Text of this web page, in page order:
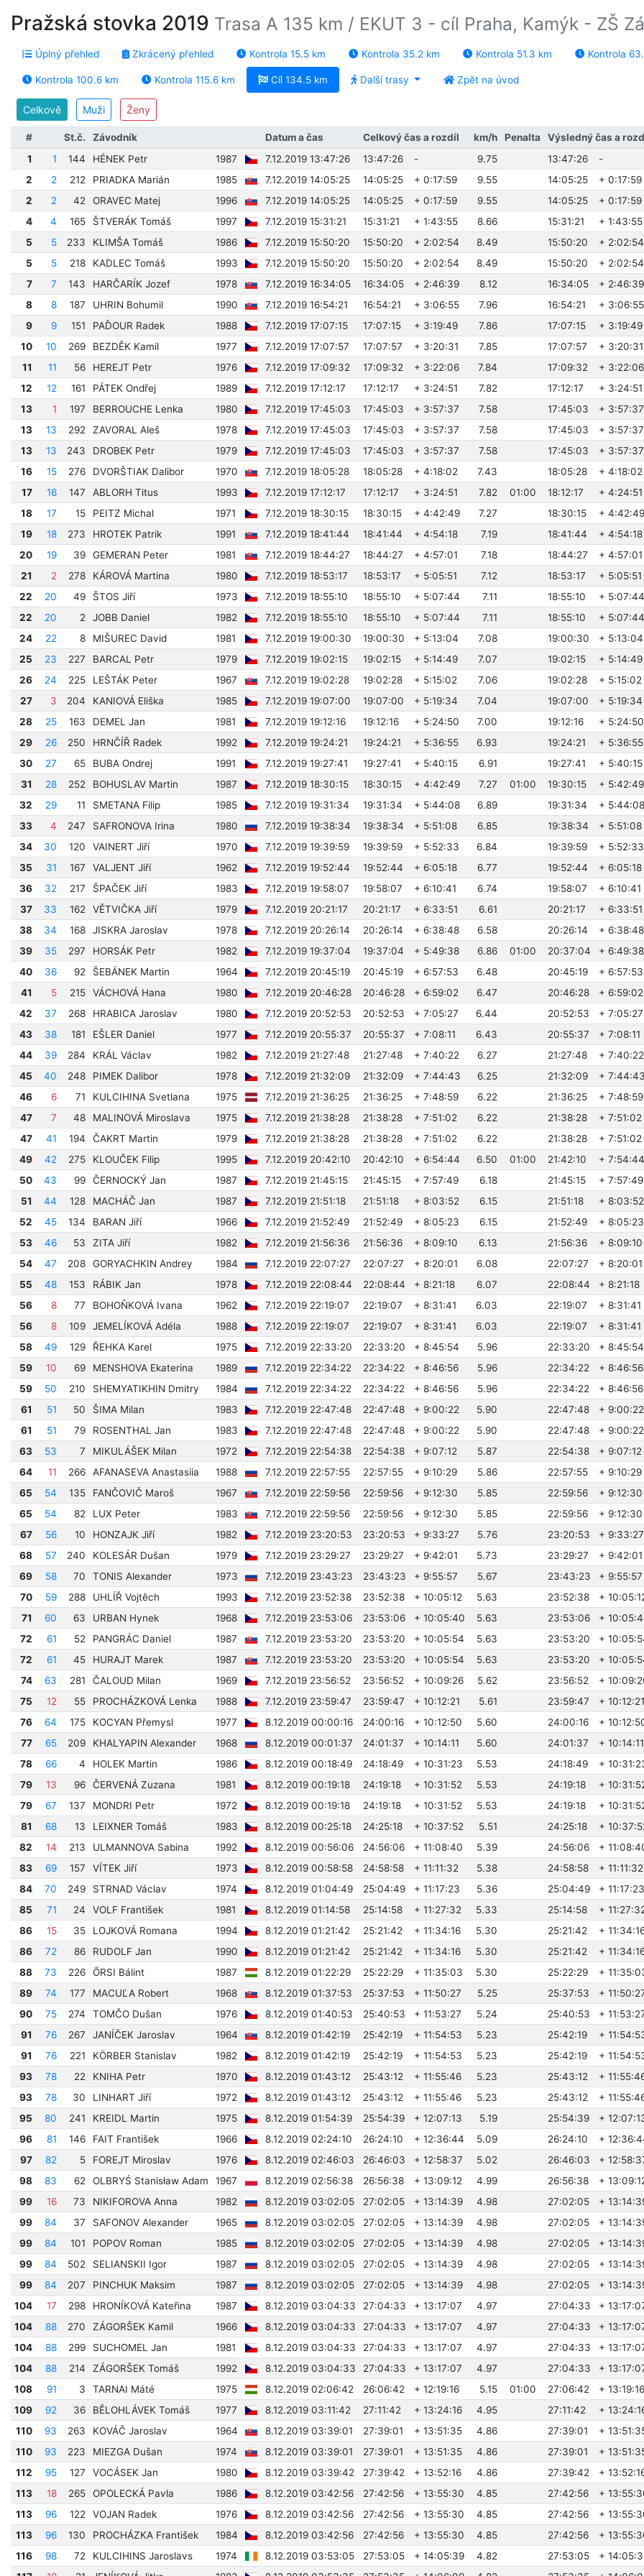
Pražská stovka 2019 Trasa A 135 km / EKUT 3 - cíl Praha, Kamýk - ZŠ
Úplný přehled Zkrácený přehled Kontrola 15.5 km Kontrola 35.2 km Kontrola 51.3 km Kontrola
Kontrola 100.6 km Kontrola 115.6 km Cíl 134.5 km Další trasy Zpět na úvod
Celkově Muži Ženy
# St.č. Závodník Datum a čas Celkový čas a rozdíl km/h Penalta
Výsledný čas a
1
1 144 HÉNEK Petr 1987 7.12.2019 13:47:26 13:47:26 - 9.75 13:47:26
-
2
2 212 PRIADKA Marián 1985 7.12.2019 14:05:25 14:05:25 + 0:17:59 9.55 14:05:25
+ 0:17:59
2
2 42 ORAVEC Matej 1996 7.12.2019 14:05:25 14:05:25 + 0:17:59 9.55 14:05:25
+ 0:17:59
4
4 165 ŠTVERÁK Tomáš 1997 7.12.2019 15:31:21 15:31:21 + 1:43:55 8.66 15:31:21
+ 1:43:55
5
5 233 KLIMŠA Tomáš 1986 7.12.2019 15:50:20 15:50:20 + 2:02:54 8.49 15:50:20
+ 2:02:54
5
5 218 KADLEC Tomáš 1993 7.12.2019 15:50:20 15:50:20 + 2:02:54 8.49 15:50:20
+ 2:02:54
7
7 143 HARČARÍK Jozef 1978 7.12.2019 16:34:05 16:34:05 + 2:46:39 8.12 16:34:05
+ 2:46:39
8
8 187 UHRIN Bohumil 1990 7.12.2019 16:54:21 16:54:21 + 3:06:55 7.96 16:54:21
+ 3:06:55
9
9 151 PAĎOUR Radek 1988 7.12.2019 17:07:15 17:07:15 + 3:19:49 7.86 17:07:15
+ 3:19:49
10
10 269 BEZDĚK Kamil 1977 7.12.2019 17:07:57 17:07:57 + 3:20:31 7.85 17:07:57
+ 3:20:31
11
11 56 HEREJT Petr 1976 7.12.2019 17:09:32 17:09:32 + 3:22:06 7.84 17:09:32
+ 3:22:06
12
12 161 PÁTEK Ondřej 1989 7.12.2019 17:12:17 17:12:17 + 3:24:51 7.82 17:12:17
+ 3:24:51
13
1 197 BERROUCHE Lenka 1980 7.12.2019 17:45:03 17:45:03 + 3:57:37 7.58 17:45:03
+ 3:57:37
13
13 292 ZAVORAL Aleš 1978 7.12.2019 17:45:03 17:45:03 + 3:57:37 7.58 17:45:03
+ 3:57:37
13
13 243 DROBEK Petr 1979 7.12.2019 17:45:03 17:45:03 + 3:57:37 7.58 17:45:03
+ 3:57:37
16
15 276 DVORŠTIAK Dalibor 1970 7.12.2019 18:05:28 18:05:28 + 4:18:02 7.43 18:05:28
+ 4:18:02
17
16 147 ABLORH Titus 1993 7.12.2019 17:12:17 17:12:17 + 3:24:51 7.82 01:00 18:12:17
+ 4:24:51
18
17 15 PEITZ Michal 1971 7.12.2019 18:30:15 18:30:15 + 4:42:49 7.27 18:30:15
+ 4:42:49
19
18 273 HROTEK Patrik 1991 7.12.2019 18:41:44 18:41:44 + 4:54:18 7.19 18:41:44
+ 4:54:18
20
19 39 GEMERAN Peter 1981 7.12.2019 18:44:27 18:44:27 + 4:57:01 7.18 18:44:27
+ 4:57:01
21
2 278 KÁROVÁ Martina 1980 7.12.2019 18:53:17 18:53:17 + 5:05:51 7.12 18:53:17
+ 5:05:51
22
20 49 ŠTOS Jiří 1973 7.12.2019 18:55:10 18:55:10 + 5:07:44 7.11 18:55:10
+ 5:07:44
22
20 2 JOBB Daniel 1982 7.12.2019 18:55:10 18:55:10 + 5:07:44 7.11 18:55:10
+ 5:07:44
24
22 8 MIŠUREC David 1981 7.12.2019 19:00:30 19:00:30 + 5:13:04 7.08 19:00:30
+ 5:13:04
25
23 227 BARCAL Petr 1979 7.12.2019 19:02:15 19:02:15 + 5:14:49 7.07 19:02:15
+ 5:14:49
26
24 225 LEŠTÁK Peter 1967 7.12.2019 19:02:28 19:02:28 + 5:15:02 7.06 19:02:28
+ 5:15:02
27
3 204 KANIOVÁ Eliška 1985 7.12.2019 19:07:00 19:07:00 + 5:19:34 7.04 19:07:00
+ 5:19:34
28
25 163 DEMEL Jan 1981 7.12.2019 19:12:16 19:12:16 + 5:24:50 7.00 19:12:16
+ 5:24:50
29
26 250 HRNČÍŘ Radek 1992 7.12.2019 19:24:21 19:24:21 + 5:36:55 6.93 19:24:21
+ 5:36:55
30
27 65 BUBA Ondrej 1991 7.12.2019 19:27:41 19:27:41 + 5:40:15 6.91 19:27:41
+ 5:40:15
31
28 252 BOHUSLAV Martin 1987 7.12.2019 18:30:15 18:30:15 + 4:42:49 7.27 01:00 19:30:15
+ 5:42:49
32
29 11 SMETANA Filip 1985 7.12.2019 19:31:34 19:31:34 + 5:44:08 6.89 19:31:34
+ 5:44:08
33
4 247 SAFRONOVA Irina 1980 7.12.2019 19:38:34 19:38:34 + 5:51:08 6.85 19:38:34
+ 5:51:08
34
30 120 VAINERT Jiří 1970 7.12.2019 19:39:59 19:39:59 + 5:52:33 6.84 19:39:59
+ 5:52:33
35
31 167 VALJENT Jiří 1962 7.12.2019 19:52:44 19:52:44 + 6:05:18 6.77 19:52:44
+ 6:05:18
36
32 217 ŠPAČEK Jiří 1983 7.12.2019 19:58:07 19:58:07 + 6:10:41 6.74 19:58:07
+ 6:10:41
37
33 162 VĚTVIČKA Jiří 1979 7.12.2019 20:21:17 20:21:17 + 6:33:51 6.61 20:21:17
+ 6:33:51
38
34 168 JISKRA Jaroslav 1978 7.12.2019 20:26:14 20:26:14 + 6:38:48 6.58 20:26:14
+ 6:38:48
39
35 297 HORSÁK Petr 1982 7.12.2019 19:37:04 19:37:04 + 5:49:38 6.86 01:00 20:37:04
+ 6:49:38
40
36 92 ŠEBÁNEK Martin 1964 7.12.2019 20:45:19 20:45:19 + 6:57:53 6.48 20:45:19
+ 6:57:53
41
5 215 VÁCHOVÁ Hana 1980 7.12.2019 20:46:28 20:46:28 + 6:59:02 6.47 20:46:28
+ 6:59:02
42
37 268 HRABICA Jaroslav 1980 7.12.2019 20:52:53 20:52:53 + 7:05:27 6.44 20:52:53
+ 7:05:27
43
38 181 EŠLER Daniel 1977 7.12.2019 20:55:37 20:55:37 + 7:08:11 6.43 20:55:37
+ 7:08:11
44
39 284 KRÁL Václav 1982 7.12.2019 21:27:48 21:27:48 + 7:40:22 6.27 21:27:48
+ 7:40:22
45
40 248 PIMEK Dalibor 1978 7.12.2019 21:32:09 21:32:09 + 7:44:43 6.25 21:32:09
+
46
6 71 KULCIHINA Svetlana 1975 7.12.2019 21:36:25 21:36:25 + 7:48:59 6.22 21:36:25
+ 7:48:59
47
7 48 MALINOVÁ Miroslava 1975 7.12.2019 21:38:28 21:38:28 + 7:51:02 6.22 21:38:28
+ 7:51:02
47
41 194 ČAKRT Martin 1979 7.12.2019 21:38:28 21:38:28 + 7:51:02 6.22 21:38:28
+ 7:51:02
49
42 275 KLOUČEK Filip 1995 7.12.2019 20:42:10 20:42:10 + 6:54:44 6.50 01:00 21:42:10
+ 7:54:44
50
43 99 ČERNOCKÝ Jan 1987 7.12.2019 21:45:15 21:45:15 + 7:57:49 6.18 21:45:15
+ 7:57:49
51
44 128 MACHÁČ Jan 1987 7.12.2019 21:51:18 21:51:18 + 8:03:52 6.15 21:51:18
+ 8:03:52
52
45 134 BARAN Jiří 1966 7.12.2019 21:52:49 21:52:49 + 8:05:23 6.15 21:52:49
+ 8:05:23
53
46 53 ZITA Jiří 1982 7.12.2019 21:56:36 21:56:36 + 8:09:10 6.13 21:56:36
+ 8:09:10
54
47 208 GORYACHKIN Andrey 1984 7.12.2019 22:07:27 22:07:27 + 8:20:01 6.08 22:07:27
+ 8:20:01
55
48 153 RÁBIK Jan 1978 7.12.2019 22:08:44 22:08:44 + 8:21:18 6.07 22:08:44
+ 8:21:18
56
8 77 BOHOŇKOVÁ Ivana 1962 7.12.2019 22:19:07 22:19:07 + 8:31:41 6.03 22:19:07
+ 8:31:41
56
8 109 JEMELÍKOVÁ Adéla 1988 7.12.2019 22:19:07 22:19:07 + 8:31:41 6.03 22:19:07
+ 8:31:41
58
49 129 ŘEHKA Karel 1975 7.12.2019 22:33:20 22:33:20 + 8:45:54 5.96 22:33:20
+ 8:45:54
59
10 69 MENSHOVA Ekaterina 1989 7.12.2019 22:34:22 22:34:22 + 8:46:56 5.96 22:34:22
+ 8:46:56
59
50 210 SHEMYATIKHIN Dmitry 1984 7.12.2019 22:34:22 22:34:22 + 8:46:56 5.96 22:34:22
+ 8:46:56
61
51 50 ŠIMA Milan 1983 7.12.2019 22:47:48 22:47:48 + 9:00:22 5.90 22:47:48
+ 9:00:22
61
51 79 ROSENTHAL Jan 1983 7.12.2019 22:47:48 22:47:48 + 9:00:22 5.90 22:47:48
+ 9:00:22
63
53 7 MIKULÁŠEK Milan 1972 7.12.2019 22:54:38 22:54:38 + 9:07:12 5.87 22:54:38
+ 9:07:12
64
11 266 AFANASEVA Anastasiia 1988 7.12.2019 22:57:55 22:57:55 + 9:10:29 5.86 22:57:55
+ 9:10:29
65
54 135 FANČOVIČ Maroš 1967 7.12.2019 22:59:56 22:59:56 + 9:12:30 5.85 22:59:56
+ 9:12:30
65
54 82 LUX Peter 1983 7.12.2019 22:59:56 22:59:56 + 9:12:30 5.85 22:59:56
+ 9:12:30
67
56 10 HONZAJK Jiří 1982 7.12.2019 23:20:53 23:20:53 + 9:33:27 5.76 23:20:53
+ 9:33:27
68
57 240 KOLESÁR Dušan 1979 7.12.2019 23:29:27 23:29:27 + 9:42:01 5.73 23:29:27
+ 9:42:01
69
58 70 TONIS Alexander 1973 7.12.2019 23:43:23 23:43:23 + 9:55:57 5.67 23:43:23
+ 9:55:57
70
59 288 UHLÍŘ Vojtěch 1993 7.12.2019 23:52:38 23:52:38 + 10:05:12 5.63 23:52:38
+
71
60 63 URBAN Hynek 1968 7.12.2019 23:53:06 23:53:06 + 10:05:40 5.63 23:53:06
+
72
61 52 PANGRÁC Daniel 1987 7.12.2019 23:53:20 23:53:20 + 10:05:54 5.63 23:53:20
+
72
61 45 HURAJT Marek 1987 7.12.2019 23:53:20 23:53:20 + 10:05:54 5.63 23:53:20
+
74
63 281 ČALOUD Milan 1969 7.12.2019 23:56:52 23:56:52 + 10:09:26 5.62 23:56:52
+
75
12 55 PROCHÁZKOVÁ Lenka 1988 7.12.2019 23:59:47 23:59:47 + 10:12:21 5.61 23:59:47
+ 10:12:21
76
64 175 KOCYAN Přemysl 1977 8.12.2019 00:00:16 24:00:16 + 10:12:50 5.60 24:00:16
+
77
65 209 KHALYAPIN Alexander 1968 8.12.2019 00:01:37 24:01:37 + 10:14:11 5.60 24:01:37
+ 10:14:11
78
66 4 HOLEK Martin 1986 8.12.2019 00:18:49 24:18:49 + 10:31:23 5.53 24:18:49
+
79
13 96 ČERVENÁ Zuzana 1981 8.12.2019 00:19:18 24:19:18 + 10:31:52 5.53 24:19:18
+
79
67 137 MONDRI Petr 1972 8.12.2019 00:19:18 24:19:18 + 10:31:52 5.53 24:19:18
+
81
68 13 LEIXNER Tomáš 1983 8.12.2019 00:25:18 24:25:18 + 10:37:52 5.51 24:25:18
+
82
14 213 ULMANNOVA Sabina 1992 8.12.2019 00:56:06 24:56:06 + 11:08:40 5.39 24:56:06
+
83
69 157 VÍTEK Jiří 1973 8.12.2019 00:58:58 24:58:58 + 11:11:32 5.38 24:58:58
+ 11:11:32
84
70 249 STRNAD Václav 1974 8.12.2019 01:04:49 25:04:49 + 11:17:23 5.36 25:04:49
+ 11:17:23
85
71 24 VOLF František 1981 8.12.2019 01:14:58 25:14:58 + 11:27:32 5.33 25:14:58
+
86
15 35 LOJKOVÁ Romana 1994 8.12.2019 01:21:42 25:21:42 + 11:34:16 5.30 25:21:42
+
86
72 86 RUDOLF Jan 1990 8.12.2019 01:21:42 25:21:42 + 11:34:16 5.30 25:21:42
+
88
73 226 ŐRSI Bálint 1987 8.12.2019 01:22:29 25:22:29 + 11:35:03 5.30 25:22:29
+
89
74 177 MACUĽA Robert 1968 8.12.2019 01:37:53 25:37:53 + 11:50:27 5.25 25:37:53
+
90
75 274 TOMČO Dušan 1976 8.12.2019 01:40:53 25:40:53 + 11:53:27 5.24 25:40:53
+
91
76 267 JANÍČEK Jaroslav 1964 8.12.2019 01:42:19 25:42:19 + 11:54:53 5.23 25:42:19
+
91
76 221 KÖRBER Stanislav 1982 8.12.2019 01:42:19 25:42:19 + 11:54:53 5.23 25:42:19
+
93
78 22 KNIHA Petr 1970 8.12.2019 01:43:12 25:43:12 + 11:55:46 5.23 25:43:12
+
93
78 30 LINHART Jiří 1972 8.12.2019 01:43:12 25:43:12 + 11:55:46 5.23 25:43:12
+
95
80 241 KREIDL Martin 1975 8.12.2019 01:54:39 25:54:39 + 12:07:13 5.19 25:54:39
+
96
81 146 FAIT František 1966 8.12.2019 02:24:10 26:24:10 + 12:36:44 5.09 26:24:10
+
97
82 5 FOREJT Miroslav 1976 8.12.2019 02:46:03 26:46:03 + 12:58:37 5.02 26:46:03
+
98
83 62 OLBRYŚ Stanisław Adam 1967 8.12.2019 02:56:38 26:56:38 + 13:09:12 4.99 26:56:38
+
99
16 73 NIKIFOROVA Anna 1982 8.12.2019 03:02:05 27:02:05 + 13:14:39 4.98 27:02:05
+
99
84 37 SAFONOV Alexander 1965 8.12.2019 03:02:05 27:02:05 + 13:14:39 4.98 27:02:05
+
99
84 101 POPOV Roman 1985 8.12.2019 03:02:05 27:02:05 + 13:14:39 4.98 27:02:05
+
99
84 502 SELIANSKII Igor 1987 8.12.2019 03:02:05 27:02:05 + 13:14:39 4.98 27:02:05
+
99
84 207 PINCHUK Maksim 1987 8.12.2019 03:02:05 27:02:05 + 13:14:39 4.98 27:02:05
+
104
17 298 HRONÍKOVÁ Kateřina 1987 8.12.2019 03:04:33 27:04:33 + 13:17:07 4.97 27:04:33
+
104
88 270 ZÁGORŠEK Kamil 1966 8.12.2019 03:04:33 27:04:33 + 13:17:07 4.97 27:04:33
+
104
88 299 SUCHOMEL Jan 1981 8.12.2019 03:04:33 27:04:33 + 13:17:07 4.97 27:04:33
+
104
88 214 ZÁGORŠEK Tomáš 1992 8.12.2019 03:04:33 27:04:33 + 13:17:07 4.97 27:04:33
+
108
91 3 TARNAI Máté 1975 8.12.2019 02:06:42 26:06:42 + 12:19:16 5.15 01:00 27:06:42
+ 13:19:16
109
92 36 BĚLOHLÁVEK Tomáš 1977 8.12.2019 03:11:42 27:11:42 + 13:24:16 4.95 27:11:42
+
110
93 263 KOVÁČ Jaroslav 1964 8.12.2019 03:39:01 27:39:01 + 13:51:35 4.86 27:39:01
+
110
93 223 MIEZGA Dušan 1974 8.12.2019 03:39:01 27:39:01 + 13:51:35 4.86 27:39:01
+
112
95 127 VOCÁSEK Jan 1980 8.12.2019 03:39:42 27:39:42 + 13:52:16 4.86 27:39:42
+
113
18 265 OPOLECKÁ Pavla 1986 8.12.2019 03:42:56 27:42:56 + 13:55:30 4.85 27:42:56
+
113
96 122 VOJAN Radek 1976 8.12.2019 03:42:56 27:42:56 + 13:55:30 4.85 27:42:56
+
113
96 130 PROCHÁZKA František 1984 8.12.2019 03:42:56 27:42:56 + 13:55:30 4.85 27:42:56
+
116
98 72 KULCIHINS Jaroslavs 1974 8.12.2019 03:53:05 27:53:05 + 14:05:39 4.82 27:53:05
+